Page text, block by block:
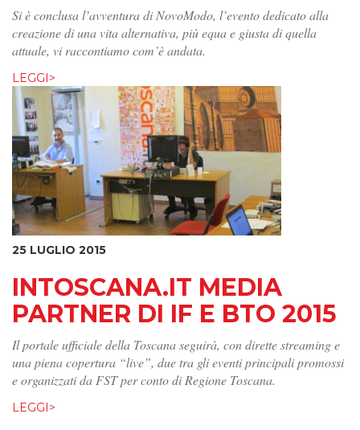
Si è conclusa l’avventura di NovoModo, l’evento dedicato alla
creazione di una vita alternativa, più equa e giusta di quella
attuale, vi raccontiamo com’è andata.
LEGGI>
25 LUGLIO 2015
INTOSCANA.IT MEDIA
PARTNER DI IF E BTO 2015
Il portale ufficiale della Toscana seguirà, con dirette streaming e
una piena copertura “live”, due tra gli eventi principali promossi
e organizzati da FST per conto di Regione Toscana.
LEGGI>